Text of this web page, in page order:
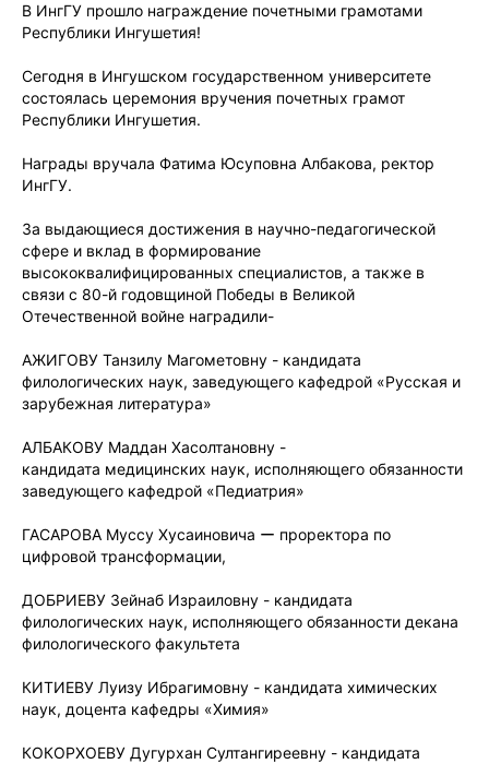
В ИнгГУ прошло награждение почетными грамотами
Республики Ингушетия!
Сегодня в Ингушском государственном университете
состоялась церемония вручения почетных грамот
Республики Ингушетия.
Награды вручала Фатима Юсуповна Албакова, ректор
ИнгГУ.
За выдающиеся достижения в научно-педагогической
сфере и вклад в формирование
высококвалифицированных специалистов, а также в
связи с 80-й годовщиной Победы в Великой
Отечественной войне наградили-
АЖИГОВУ Танзилу Магометовну - кандидата
филологических наук, заведующего кафедрой «Русская и
зарубежная литература»
АЛБАКОВУ Маддан Хасолтановну -
кандидата медицинских наук, исполняющего обязанности
заведующего кафедрой «Педиатрия»
ГАСАРОВА Муссу Хусаиновича ー проректора по
цифровой трансформации,
ДОБРИЕВУ Зейнаб Израиловну - кандидата
филологических наук, исполняющего обязанности декана
филологического факультета
КИТИЕВУ Луизу Ибрагимовну - кандидата химических
наук, доцента кафедры «Химия»
КОКОРХОЕВУ Дугурхан Султангиреевну - кандидата